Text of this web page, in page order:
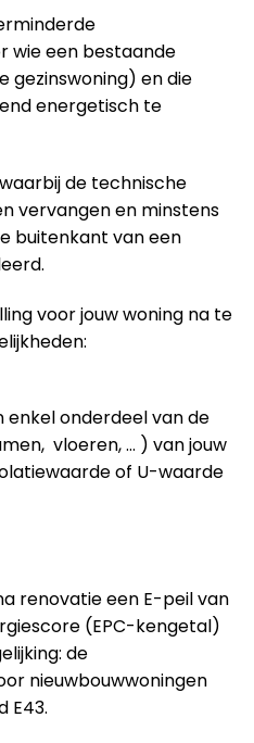
wie een bestaande
gezinswoning) en die
energetisch te
de technische
vervangen en minstens
buitenkant van een
voor jouw woning na te
enkel onderdeel van de
vloeren, … ) van jouw
of U-waarde
renovatie een E-peil van
(EPC-kengetal)
de
nieuwbouwwoningen
E43.